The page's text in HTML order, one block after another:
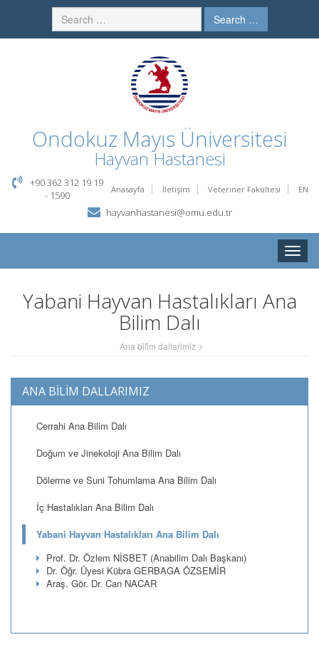
Search …
Ondokuz Mayıs Üniversitesi
Hayvan Hastanesi
Anasayfa İletişim Veteriner Fakültesi EN
+90 362 312 19 19
- 1590
hayvanhastanesi@omu.edu.tr
Toggle
Yabani Hayvan Hastalıkları Ana
Bilim Dalı
Ana bi̇li̇m dallarimiz
ANA BİLİM DALLARIMIZ
Cerrahi Ana Bilim Dalı
Doğum ve Jinekoloji Ana Bilim Dalı
Dölerme ve Suni Tohumlama Ana Bilim Dalı
İç Hastalıkları Ana Bilim Dalı
Yabani Hayvan Hastalıkları Ana Bilim Dalı
Prof. Dr. Özlem NİSBET (Anabilim Dalı Başkanı)
Dr. Öğr. Üyesi Kübra GERBAGA ÖZSEMİR
Araş. Gör. Dr. Can NACAR